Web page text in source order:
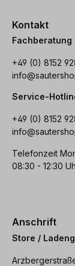
Kontakt
Fachberatung
+49 (0) 8152
Service-
+49 (0) 8152
Telefonzeit
08:30 - 12:30
Anschrift
Store /